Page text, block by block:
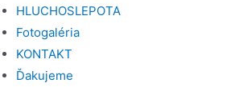
HLUCHOSLEPOTA
Fotogaléria
KONTAKT
Ďakujeme